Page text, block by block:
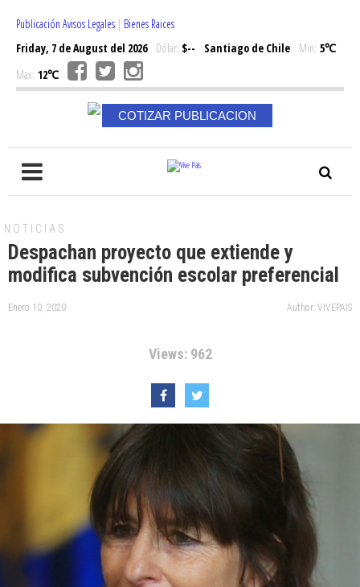
Publicación Avisos Legales | Bienes Raices
Friday, 7 de August del 2026Dólar: $-- Santiago de Chile Min: 5℃
Max: 12℃
COTIZAR PUBLICACION
NOTICIAS
Despachan proyecto que extiende y
modifica subvención escolar preferencial
Enero 10, 2020 Author: VIVEPAIS
Views: 962